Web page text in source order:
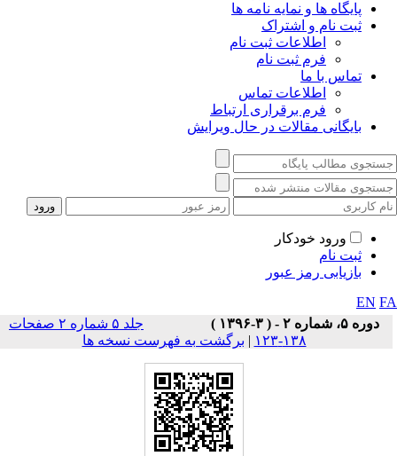
پایگاه ها و نمایه نامه ها
ثبت نام و اشتراک
اطلاعات ثبت نام
فرم ثبت نام
تماس با ما
اطلاعات تماس
فرم برقراری ارتباط
بایگانی مقالات در حال ویرایش
ورود خودکار
ثبت نام
بازیابی رمز عبور
EN
دوره ۵، شماره ۲ - ( ۳-۱۳۹۶ )
جلد ۵ شماره ۲ صفحات
۱۳۸-۱۲۳
| برگشت به فهرست نسخه ها